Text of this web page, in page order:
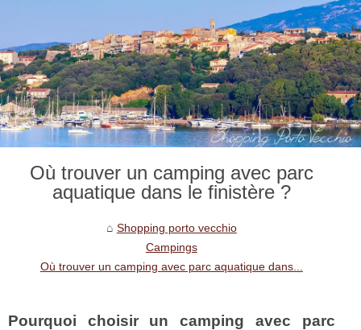
Où trouver un camping avec parc
aquatique dans le finistère ?
Shopping porto vecchio
Campings
Où trouver un camping avec parc aquatique dans...
Pourquoi choisir un camping avec parc